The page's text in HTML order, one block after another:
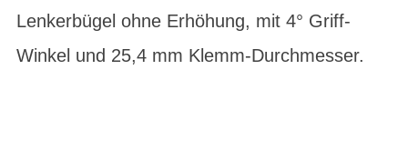
Lenkerbügel ohne Erhöhung, mit 4° Griff-
Winkel und 25,4 mm Klemm-Durchmesser.